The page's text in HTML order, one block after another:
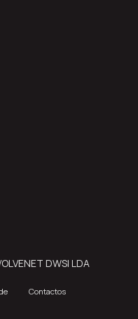
DWSI LDA
Contactos